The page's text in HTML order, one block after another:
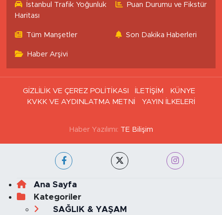
İstanbul Trafik Yoğunluk
Haritası
Puan Durumu ve Fikstür
Tüm Manşetler Son Dakika Haberleri
Haber Arşivi
GİZLİLİK VE ÇEREZ POLİTİKASI İLETİŞİM
KÜNYE
KVKK VE AYDINLATMA METNİ
YAYIN İLKELERİ
Haber Yazılımı: TE Bilişim
Ana Sayfa
Kategoriler
SAĞLIK & YAŞAM